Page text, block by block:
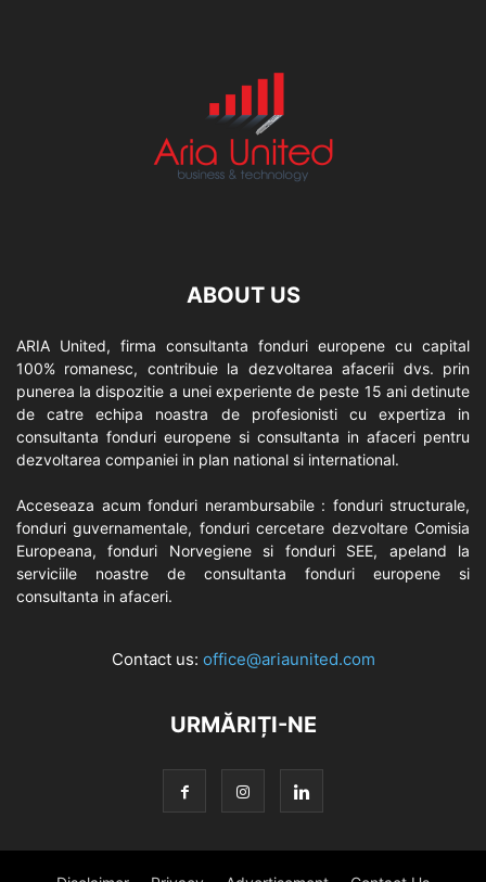
ABOUT US
ARIA United, firma consultanta fonduri europene cu capital
100% romanesc, contribuie la dezvoltarea afacerii dvs. prin
punerea la dispozitie a unei experiente de peste 15 ani detinute
de catre echipa noastra de profesionisti cu expertiza in
consultanta fonduri europene si consultanta in afaceri pentru
dezvoltarea companiei in plan national si international.
Acceseaza acum fonduri nerambursabile : fonduri structurale,
fonduri guvernamentale, fonduri cercetare dezvoltare Comisia
Europeana, fonduri Norvegiene si fonduri SEE, apeland la
serviciile noastre de consultanta fonduri europene si
consultanta in afaceri.
Contact us: office@ariaunited.com
URMĂRIȚI-NE